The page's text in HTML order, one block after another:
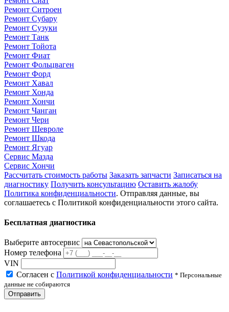
Ремонт Ситроен
Ремонт Субару
Ремонт Сузуки
Ремонт Танк
Ремонт Тойота
Ремонт Фиат
Ремонт Фольцваген
Ремонт Форд
Ремонт Хавал
Ремонт Хонда
Ремонт Хончи
Ремонт Чанган
Ремонт Чери
Ремонт Шевроле
Ремонт Шкода
Ремонт Ягуар
Сервис Мазда
Сервис Хончи
Рассчитать стоимость работы Заказать запчасти Записаться на
диагностику Получить консультацию Оставить жалобу
Политика конфиденциальности. Отправляя данные, вы
соглашаетесь с Политикой конфиденциальности этого сайта.
Бесплатная диагностика
Выберите автосервис
Номер телефона
VIN
Согласен с Политикой конфиденциальности * Персональные
данные не собираются
Отправить